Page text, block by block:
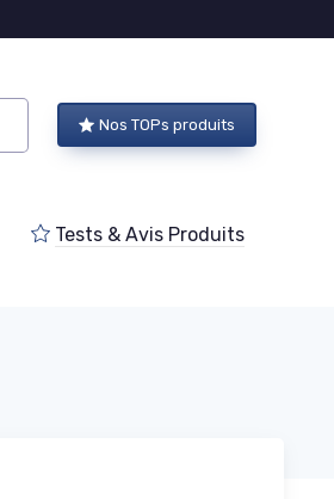
Nos TOPs produits
Tests & Avis Produits